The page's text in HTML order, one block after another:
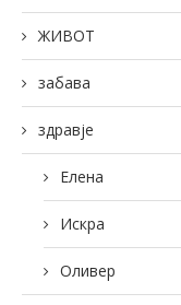
ЖИВОТ
забава
здравје
Елена
Искра
Оливер